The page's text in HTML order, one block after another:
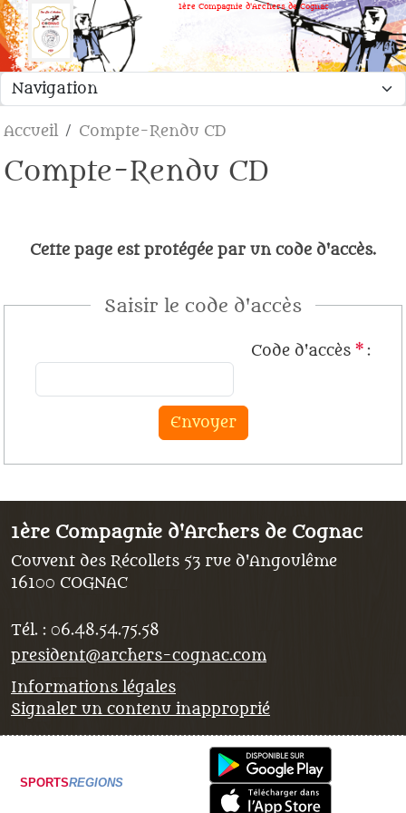
1ère Compagnie d'Archers de Cognac
Accueil Compte-Rendu CD
Compte-Rendu CD
Cette page est protégée par un code d'accès.
Saisir le code d'accès
Code d'accès * :
Envoyer
1ère Compagnie d'Archers de Cognac
Couvent des Récollets 53 rue d'Angoulême
16100 COGNAC
Tél. : 06.48.54.75.58
president@archers-cognac.com
Informations légales
Signaler un contenu inapproprié
SPORTSREGIONS
Panneau de gestion des cookies